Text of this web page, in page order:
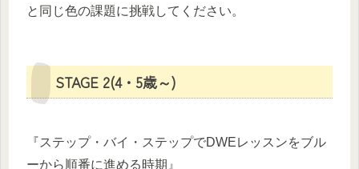
と同じ色の課題に挑戦してください。
STAGE 2(4・5歳～)
『ステップ・バイ・ステップでDWEレッスンをブル
ーから順番に進める時期』